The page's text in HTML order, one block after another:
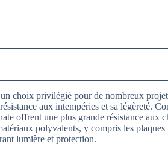
choix privilégié pour de nombreux
aux intempéries et sa légèreté.
offrent une plus grande résistance aux
polyvalents, y compris les plaques
lumière et protection.